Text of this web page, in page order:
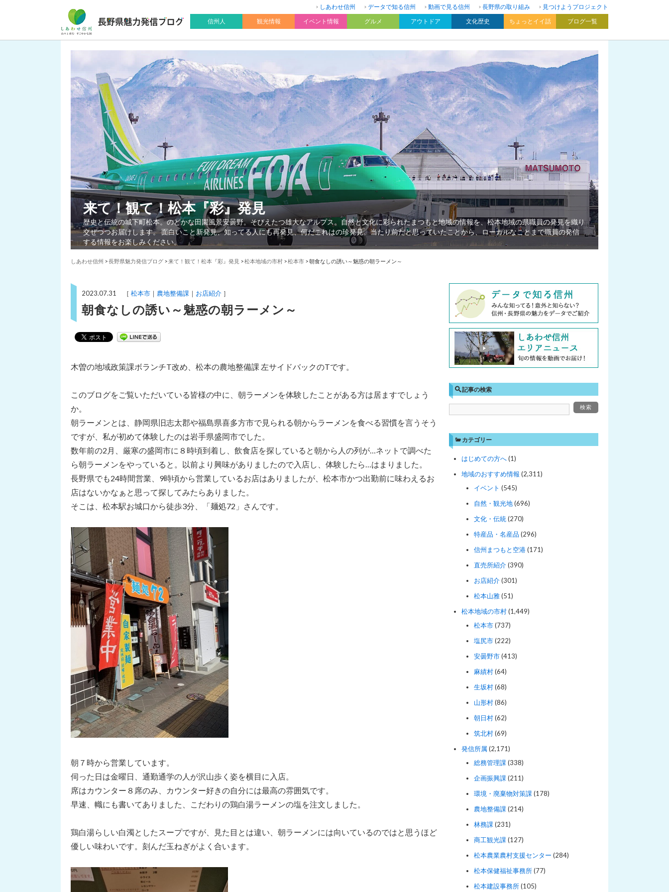
しあわせ信州 データで知る信州 動画で見る信州 長野県の取り組み
見つけようプロジェクト
信州人
観光情報 イベント情報 グルメ アウトドア 文化歴史 ちょっとイイ話 ブログ一覧
来て！観て！松本『彩』発見
歴史と伝統の城下町松本。のどかな田園風景安曇野。そびえたつ雄大なアルプス。自然と文化に彩られたまつもと地域の情報を、松本地域の県職員の発見を織り
交ぜつつお届けします。 面白いこと新発見、知ってる人にも再発見、何だこれはの珍発見。当たり前だと思っていたことから、ローカルなことまで職員の発信
する情報をお楽しみください。
しあわせ信州 >長野県魅力発信ブログ >来て！観て！松本『彩』発見 >松本地域の市村 >松本市 >朝食なしの誘い～魅惑の朝ラーメン～
2023.07.31 ［ 松本市 農地整備課 お店紹介 ］
朝食なしの誘い～魅惑の朝ラーメン～
木曽の地域政策課ボランチT改め、松本の農地整備課 左サイドバックのTです。
このブログをご覧いただいている皆様の中に、朝ラーメンを体験したことがある方は居ますでしょう
か。
朝ラーメンとは、静岡県旧志太郡や福島県喜多方市で見られる朝からラーメンを食べる習慣を言うそう
ですが、私が初めて体験したのは岩手県盛岡市でした。
数年前の2月、厳寒の盛岡市に８時頃到着し、飲食店を探していると朝から人の列が…ネットで調べた
ら朝ラーメンをやっていると。以前より興味がありましたので入店し、体験したら…はまりました。
長野県でも24時間営業、9時頃から営業しているお店はありましたが、松本市かつ出勤前に味わえるお
店はないかなぁと思って探してみたらありました。
そこは、松本駅お城口から徒歩3分、「麺処72」さんです。
朝７時から営業しています。
伺った日は金曜日、通勤通学の人が沢山歩く姿を横目に入店。
席はカウンター８席のみ、カウンター好きの自分には最高の雰囲気です。
早速、幟にも書いてありました、こだわりの鶏白湯ラーメンの塩を注文しました。
鶏白湯らしい白濁としたスープですが、見た目とは違い、朝ラーメンには向いているのではと思うほど
優しい味わいです。刻んだ玉ねぎがよく合います。
記事の検索
カテゴリー
はじめての方へ(1)
地域のおすすめ情報 (2,311)
イベント (545)
自然・観光地(696)
文化・伝統(270)
特産品・名産品 (296)
信州まつもと空港(171)
直売所紹介(390)
お店紹介(301)
松本山雅(51)
松本地域の市村(1,449)
松本市(737)
塩尻市(222)
安曇野市(413)
麻績村(64)
生坂村(68)
山形村(86)
朝日村(62)
筑北村(69)
発信所属(2,171)
総務管理課(338)
企画振興課(211)
環境・廃棄物対策課(178)
農地整備課(214)
林務課(231)
商工観光課(127)
松本農業農村支援センター (284)
松本保健福祉事務所(77)
松本建設事務所(105)